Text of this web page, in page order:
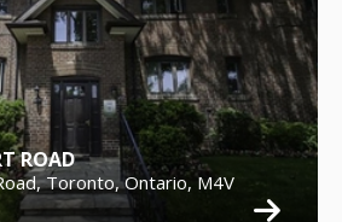
ROAD
Toronto, Ontario, M4V